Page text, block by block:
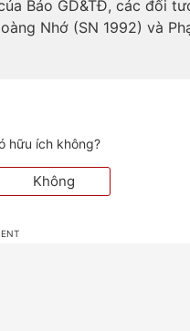
Báo GD&TĐ, các đối
Nhớ (SN 1992) và
hữu ích không?
Không